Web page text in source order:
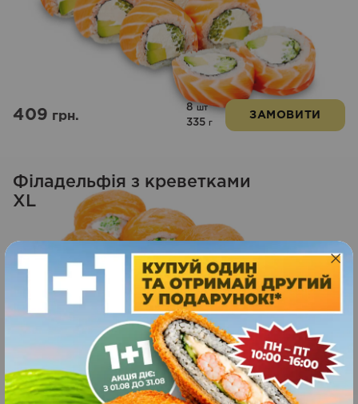
409грн.
8шт
335 г
ЗАМОВИТИ
Філадельфія з креветками
XL
419грн.
8шт
310 г
ЗАМОВИТИ